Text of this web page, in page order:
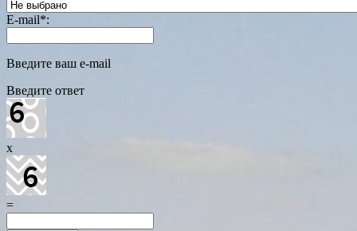
E-mail*:
Введите ваш e-mail
Введите ответ
x
=